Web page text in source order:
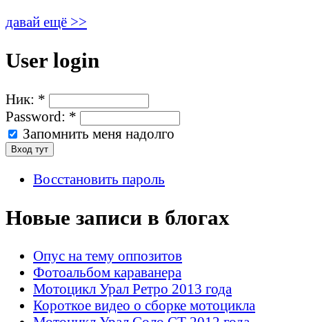
давай ещё >>
User login
Ник: *
Password: *
Запомнить меня надолго
Восстановить пароль
Новые записи в блогах
Опус на тему оппозитов
Фотоальбом караванера
Мотоцикл Урал Ретро 2013 года
Короткое видео о сборке мотоцикла